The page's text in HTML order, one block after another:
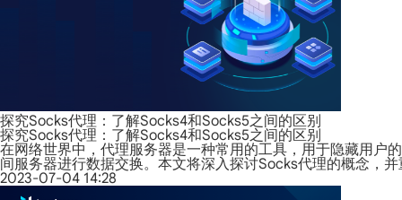
探究Socks代理：了解Socks4和Socks5之间的区别
探究Socks代理：了解Socks4和Socks5之间的区别
在网络世界中，代理服务器是一种常用的工具，用于隐藏用户
间服务器进行数据交换。本文将深入探讨Socks代理的概念，
2023-07-04 14:28